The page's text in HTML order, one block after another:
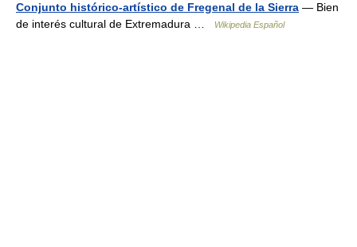
Conjunto histórico-artístico de Fregenal de la Sierra — Bien
de interés cultural de Extremadura …
Wikipedia Español